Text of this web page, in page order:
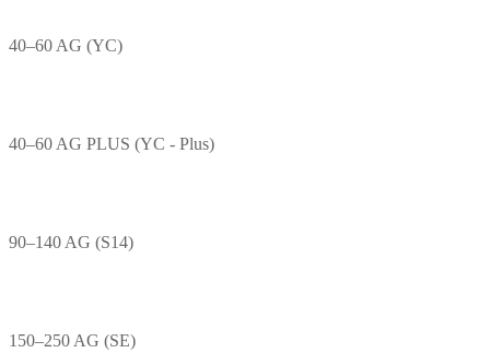
40–60 AG (YC)
40–60 AG PLUS (YC - Plus)
90–140 AG (S14)
150–250 AG (SE)